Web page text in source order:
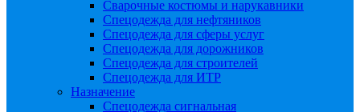
Сварочные костюмы и нарукавники
Спецодежда для нефтяников
Спецодежда для сферы услуг
Спецодежда для дорожников
Спецодежда для строителей
Спецодежда для ИТР
Назначение
Спецодежда сигнальная